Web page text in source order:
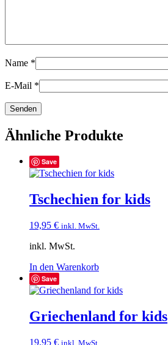
Name *
E-Mail *
Ähnliche Produkte
Save
Tschechien for kids
19,95 € inkl. MwSt.
inkl. MwSt.
In den Warenkorb
Save
Griechenland for kids
19,95 € inkl. MwSt.